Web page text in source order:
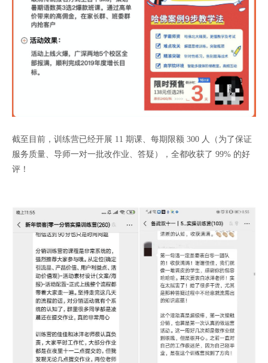
截至目前，训练营已经开展 11 期课、每期限额 300 人（为了保证
服务质量、导师一对一批改作业、答疑），全都收获了 99% 的好
评！